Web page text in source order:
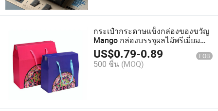
กระเป๋ากระดาษแข็งกล่องของขวัญ
Mango กล่องบรรจุผลไม้พรีเมี่ยม
แบบพิเศษ ด้วยด้ามจับ
US$0.79-0.89 FOB
500 ชิ้น (MOQ)